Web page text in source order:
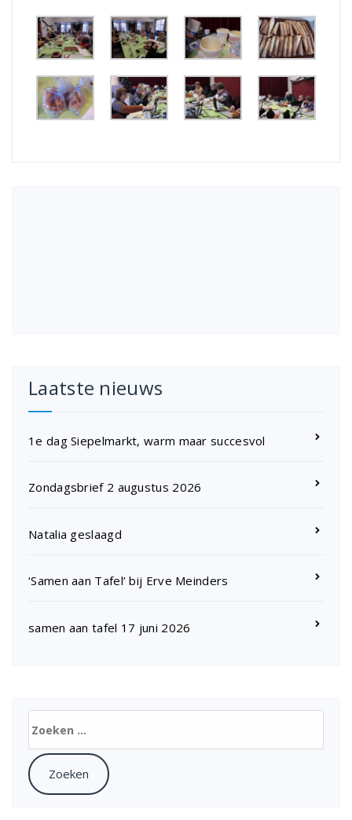
Laatste nieuws
1e dag Siepelmarkt, warm maar succesvol
Zondagsbrief 2 augustus 2026
Natalia geslaagd
‘Samen aan Tafel’ bij Erve Meinders
samen aan tafel 17 juni 2026
naar: